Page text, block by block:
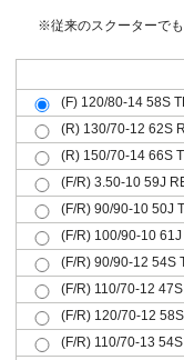
※従来のスクーターで
(F) 120/80-14 58S
(R) 130/70-12 62S
(R) 150/70-14 66S
(F/R) 3.50-10 59J
(F/R) 90/90-10 50J
(F/R) 100/90-10 61J
(F/R) 90/90-12 54S
(F/R) 110/70-12
(F/R) 120/70-12
(F/R) 110/70-13